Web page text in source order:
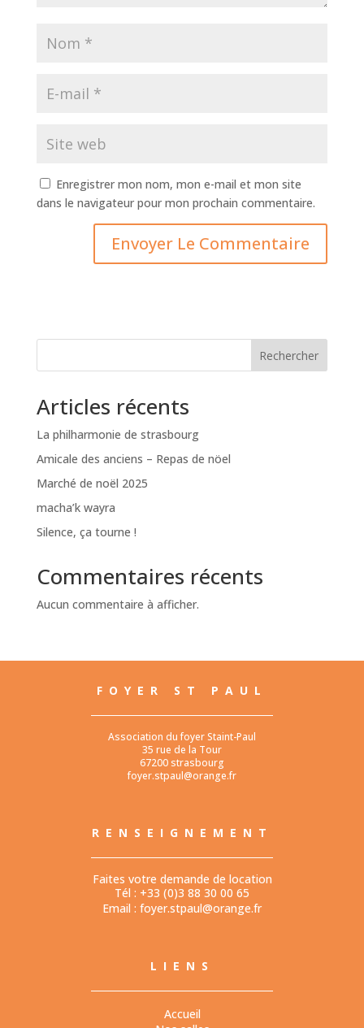
Enregistrer mon nom, mon e-mail et mon site
dans le navigateur pour mon prochain commentaire.
Rechercher
Articles récents
La philharmonie de strasbourg
Amicale des anciens – Repas de nöel
Marché de noël 2025
macha’k wayra
Silence, ça tourne !
Commentaires récents
Aucun commentaire à afficher.
FOYER ST PAUL
Association du foyer Staint-Paul
35 rue de la Tour
67200 strasbourg
foyer.stpaul@orange.fr
RENSEIGNEMENT
Faites votre demande de location
Tél : +33 (0)3 88 30 00 65
Email : foyer.stpaul@orange.fr
LIENS
Accueil